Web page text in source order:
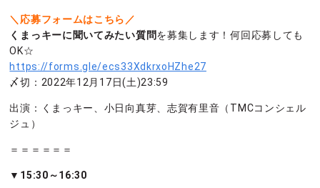
＼応募フォームはこちら／
くまっキーに聞いてみたい質問を募集します！何回応募しても
OK☆
https://forms.gle/ecs33XdkrxoHZhe27
〆切：2022年12月17日(土)23:59
出演：くまっキー、小日向真芽、志賀有里音（TMCコンシェル
ジュ）
＝＝＝＝＝＝
▼15:30～16:30